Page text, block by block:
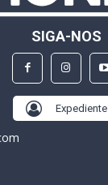
SIGA-NOS
Expediente